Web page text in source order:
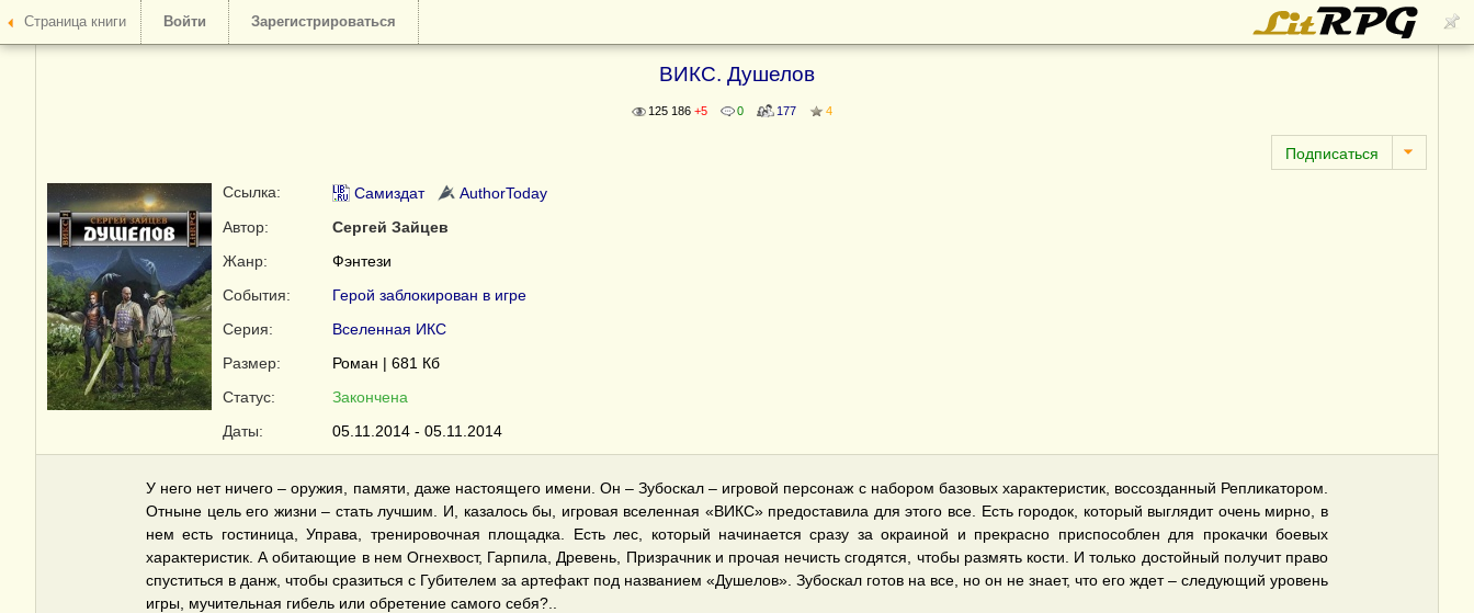
Страница книги Войти Зарегистрироваться
ВИКС. Душелов
125 186 +5 0 177 4
Ссылка: Самиздат
AuthorToday
Автор:
Сергей Зайцев
Жанр:
Фэнтези
События:
Герой заблокирован в игре
Серия:
Вселенная ИКС
Размер:
Роман | 681 Кб
Статус:
Закончена
Даты:
05.11.2014 - 05.11.2014
У него нет ничего – оружия, памяти, даже настоящего имени. Он – Зубоскал – игровой персонаж с набором базовых характеристик, воссозданный Репликатором.
Отныне цель его жизни – стать лучшим. И, казалось бы, игровая вселенная «ВИКС» предоставила для этого все. Есть городок, который выглядит очень мирно, в
нем есть гостиница, Управа, тренировочная площадка. Есть лес, который начинается сразу за окраиной и прекрасно приспособлен для прокачки боевых
характеристик. А обитающие в нем Огнехвост, Гарпила, Древень, Призрачник и прочая нечисть сгодятся, чтобы размять кости. И только достойный получит право
спуститься в данж, чтобы сразиться с Губителем за артефакт под названием «Душелов». Зубоскал готов на все, но он не знает, что его ждет – следующий уровень
игры, мучительная гибель или обретение самого себя?..